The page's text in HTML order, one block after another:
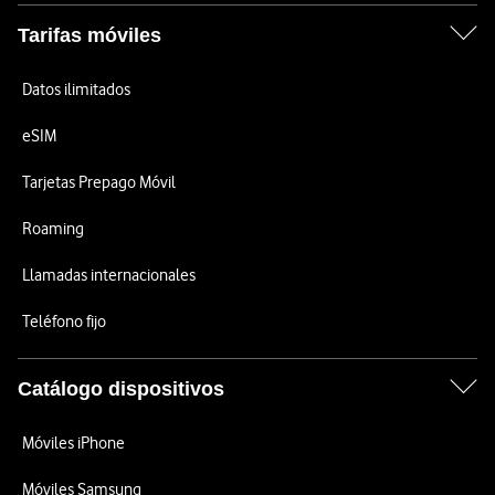
Tarifas móviles
Datos ilimitados
eSIM
Tarjetas Prepago Móvil
Roaming
Llamadas internacionales
Teléfono fijo
Catálogo dispositivos
Móviles iPhone
Móviles Samsung